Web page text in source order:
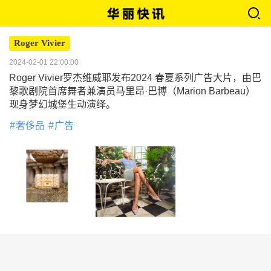
Roger Vivier
2024-02-01 22:00:00
Roger Vivier罗杰维威耶发布2024 春夏系列广告大片，由巴
黎歌剧院首席舞者兼演员马里昂·巴博（Marion Barbeau）
现身梦幻城堡生动演绎。
奢侈品 广告